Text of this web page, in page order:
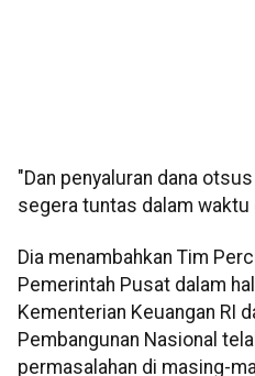
"Dan penyaluran dana
segera tuntas dalam waktu
Dia menambahkan Tim
Pemerintah Pusat dalam
Kementerian Keuangan RI
Pembangunan Nasional
permasalahan di masing-